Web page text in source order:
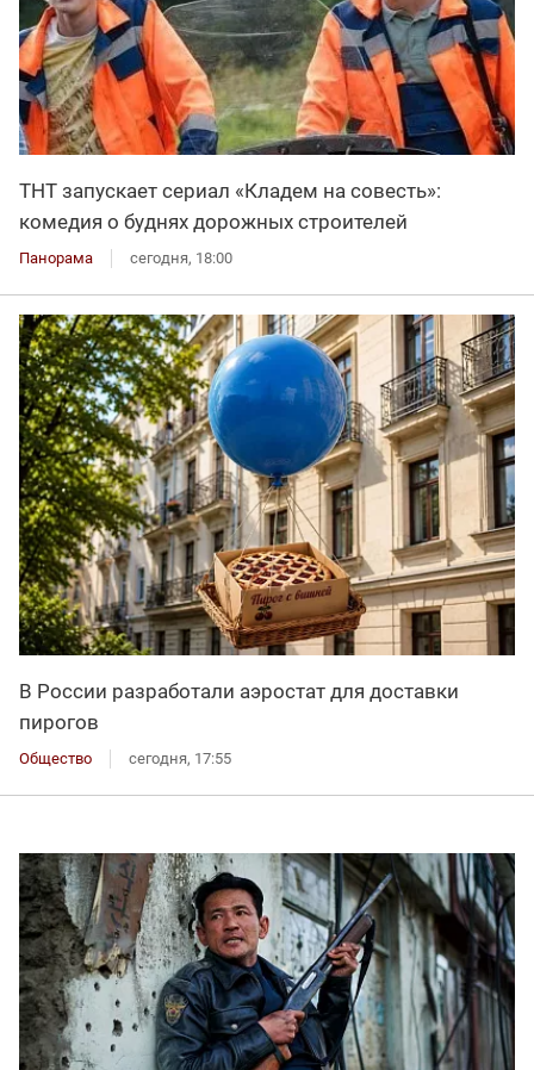
ТНТ запускает сериал «Кладем на совесть»:
комедия о буднях дорожных строителей
Панорама сегодня, 18:00
В России разработали аэростат для доставки
пирогов
Общество сегодня, 17:55